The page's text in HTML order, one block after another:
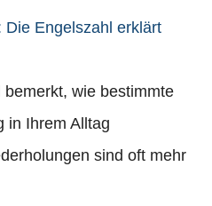
wie bestimmte
in Ihrem Alltag
sind oft mehr